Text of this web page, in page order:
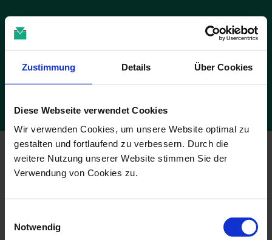
Zustimmung Details Über Cookies
Diese Webseite verwendet Cookies
Wir verwenden Cookies, um unsere Website optimal zu
gestalten und fortlaufend zu verbessern. Durch die
weitere Nutzung unserer Website stimmen Sie der
Verwendung von Cookies zu.
Notwendig
Datenschutz. *Pflichtfelder
Wir sind für Sie da!